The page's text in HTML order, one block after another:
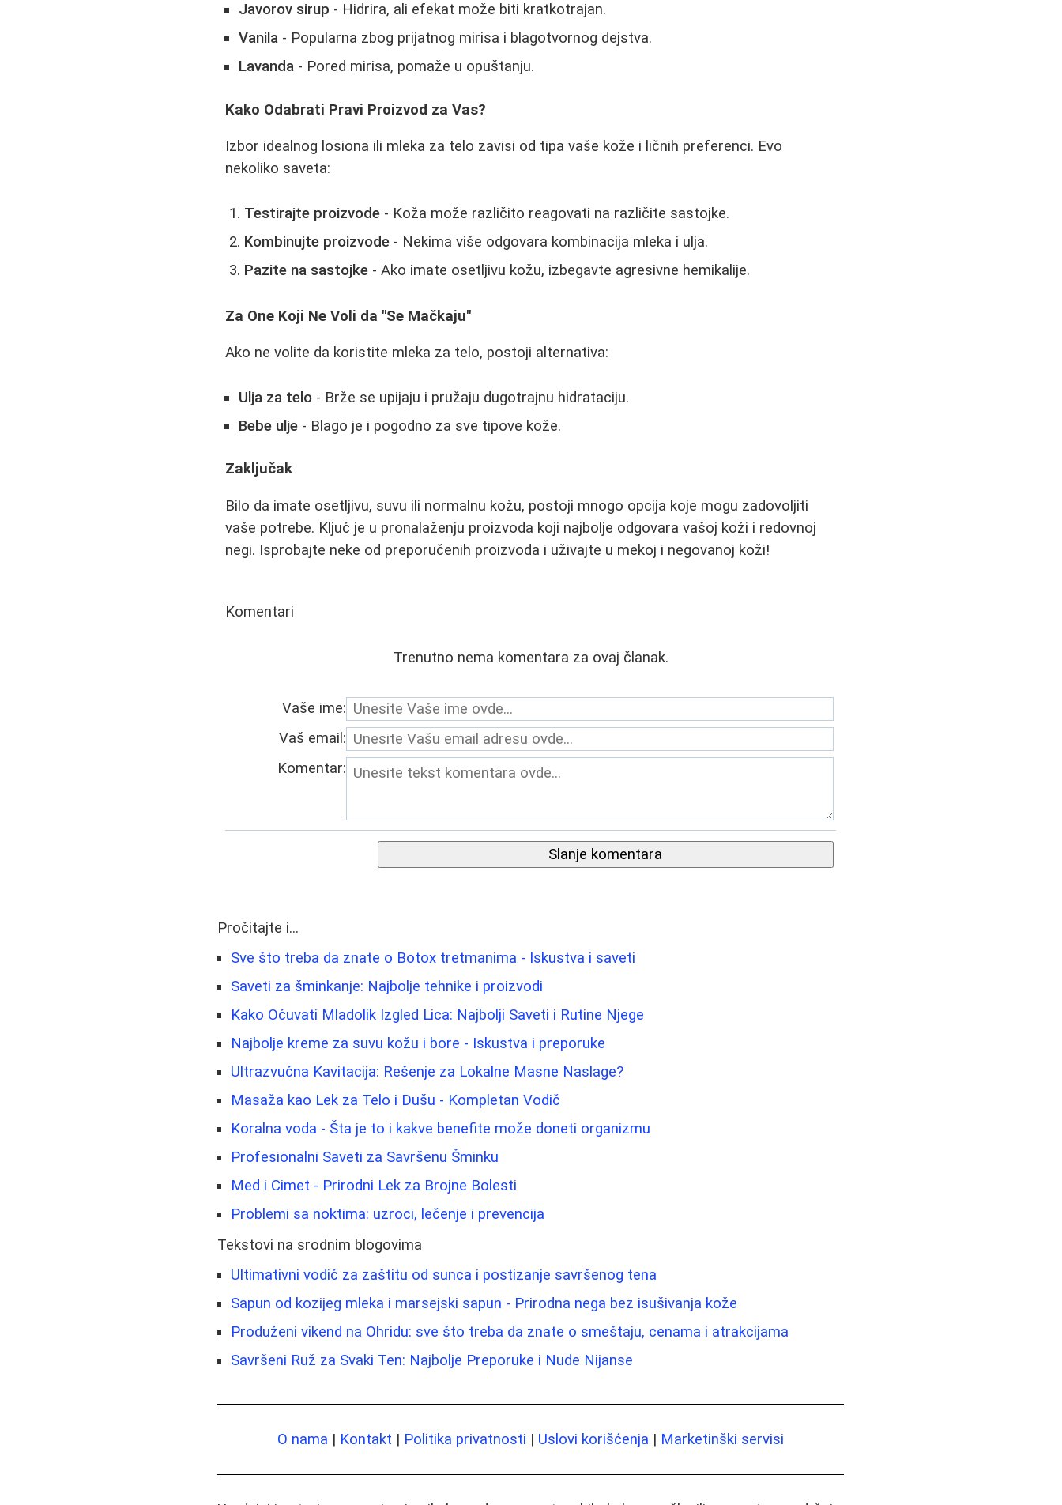
Javorov sirup - Hidrira, ali efekat može biti kratkotrajan.
Vanila - Popularna zbog prijatnog mirisa i blagotvornog dejstva.
Lavanda - Pored mirisa, pomaže u opuštanju.
Kako Odabrati Pravi Proizvod za Vas?
Izbor idealnog losiona ili mleka za telo zavisi od tipa vaše kože i ličnih preferenci. Evo
nekoliko saveta:
Testirajte proizvode - Koža može različito reagovati na različite sastojke.
Kombinujte proizvode - Nekima više odgovara kombinacija mleka i ulja.
Pazite na sastojke - Ako imate osetljivu kožu, izbegavte agresivne hemikalije.
Za One Koji Ne Voli da "Se Mačkaju"
Ako ne volite da koristite mleka za telo, postoji alternativa:
Ulja za telo - Brže se upijaju i pružaju dugotrajnu hidrataciju.
Bebe ulje - Blago je i pogodno za sve tipove kože.
Zaključak
Bilo da imate osetljivu, suvu ili normalnu kožu, postoji mnogo opcija koje mogu zadovoljiti
vaše potrebe. Ključ je u pronalaženju proizvoda koji najbolje odgovara vašoj koži i redovnoj
negi. Isprobajte neke od preporučenih proizvoda i uživajte u mekoj i negovanoj koži!
Komentari
Trenutno nema komentara za ovaj članak.
Vaše ime:
Vaš email:
Komentar:
Slanje komentara
Pročitajte i...
Sve što treba da znate o Botox tretmanima - Iskustva i saveti
Saveti za šminkanje: Najbolje tehnike i proizvodi
Kako Očuvati Mladolik Izgled Lica: Najbolji Saveti i Rutine Njege
Najbolje kreme za suvu kožu i bore - Iskustva i preporuke
Ultrazvučna Kavitacija: Rešenje za Lokalne Masne Naslage?
Masaža kao Lek za Telo i Dušu - Kompletan Vodič
Koralna voda - Šta je to i kakve benefite može doneti organizmu
Profesionalni Saveti za Savršenu Šminku
Med i Cimet - Prirodni Lek za Brojne Bolesti
Problemi sa noktima: uzroci, lečenje i prevencija
Tekstovi na srodnim blogovima
Ultimativni vodič za zaštitu od sunca i postizanje savršenog tena
Sapun od kozijeg mleka i marsejski sapun - Prirodna nega bez isušivanja kože
Produženi vikend na Ohridu: sve što treba da znate o smeštaju, cenama i atrakcijama
Savršeni Ruž za Svaki Ten: Najbolje Preporuke i Nude Nijanse
O nama | Kontakt | Politika privatnosti | Uslovi korišćenja | Marketinški servisi